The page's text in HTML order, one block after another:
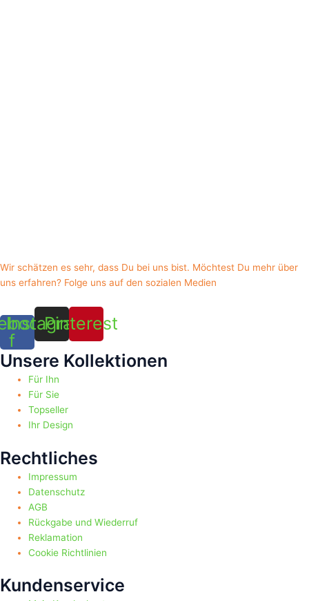
Wir schätzen es sehr, dass Du bei uns bist. Möchtest Du mehr über
uns erfahren? Folge uns auf den sozialen Medien
f
Instagram
Pinterest
Unsere Kollektionen
Für Ihn
Für Sie
Topseller
Ihr Design
Rechtliches
Impressum
Datenschutz
AGB
Rückgabe und Wiederruf
Reklamation
Cookie Richtlinien
Kundenservice